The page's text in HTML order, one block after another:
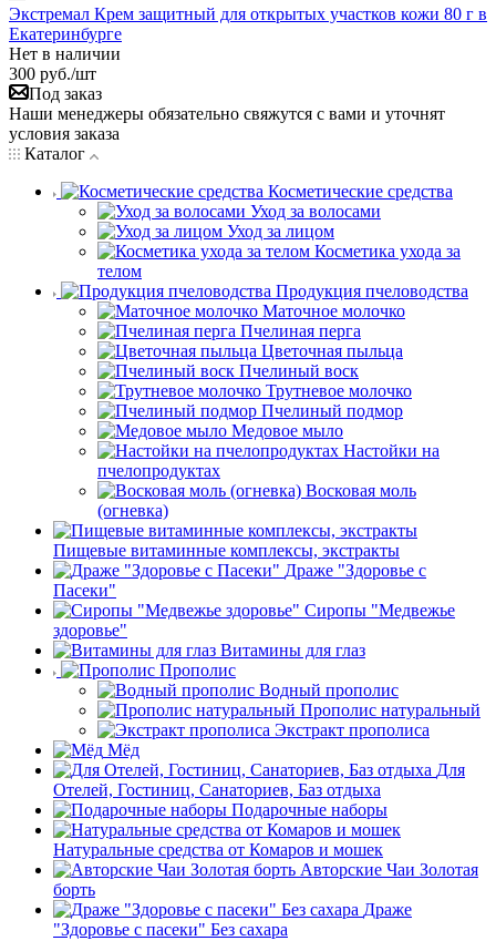
Экстремал Крем защитный для открытых участков кожи 80 г в
Екатеринбурге
Нет в наличии
300 руб./шт
Под заказ
Наши менеджеры обязательно свяжутся с вами и уточнят
условия заказа
Каталог
Косметические средства
Уход за волосами
Уход за лицом
Косметика ухода за
телом
Продукция пчеловодства
Маточное молочко
Пчелиная перга
Цветочная пыльца
Пчелиный воск
Трутневое молочко
Пчелиный подмор
Медовое мыло
Настойки на
пчелопродуктах
Восковая моль
(огневка)
Пищевые витаминные комплексы, экстракты
Драже "Здоровье с
Пасеки"
Сиропы "Медвежье
здоровье"
Витамины для глаз
Прополис
Водный прополис
Прополис натуральный
Экстракт прополиса
Мёд
Для
Отелей, Гостиниц, Санаториев, Баз отдыха
Подарочные наборы
Натуральные средства от Комаров и мошек
Авторские Чаи Золотая
борть
Драже
"Здоровье с пасеки" Без сахара